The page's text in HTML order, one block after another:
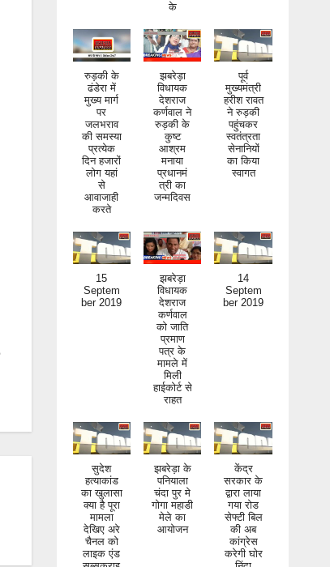
रुड़की के
ढंडेरा में
मुख्य मार्ग
पर
जलभराव
की समस्या
प्रत्येक
दिन हजारों
लोग यहां
से
आवाजाही
करते
झबरेड़ा
विधायक
देशराज
कर्णवाल ने
रुड़की के
कुष्ट
आश्रम
मनाया
प्रधानमं
त्री का
जन्मदिवस
पूर्व
मुख्यमंत्री
हरीश रावत
ने रुड़की
पहुंचकर
स्वतंत्रता
सेनानियों
का किया
स्वागत
15
Septem
ber 2019
झबरेड़ा
विधायक
देशराज
कर्णवाल
को जाति
प्रमाण
पत्र के
मामले में
मिली
हाईकोर्ट से
राहत
14
Septem
ber 2019
सुदेश
हत्याकांड
का खुलासा
क्या है पूरा
मामला
देखिए अरे
चैनल को
लाइक एंड
सब्सक्राइ
ब जरूर
झबरेड़ा के
पनियाला
चंदा पुर मे
गोगा महाडी
मेले का
आयोजन
केंद्र
सरकार के
द्वारा लाया
गया रोड
सेफ्टी बिल
की अब
कांग्रेस
करेगी घोर
निंदा